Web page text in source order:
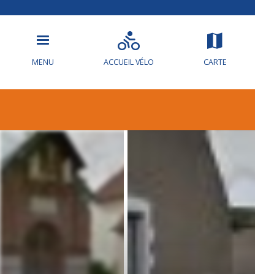
MENU ACCUEIL VÉLO CARTE